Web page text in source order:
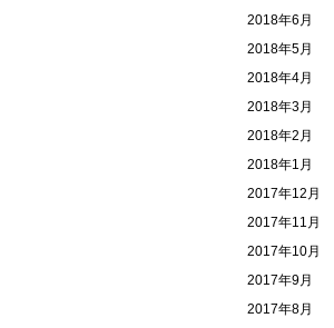
2018年6月
2018年5月
2018年4月
2018年3月
2018年2月
2018年1月
2017年12月
2017年11月
2017年10月
2017年9月
2017年8月